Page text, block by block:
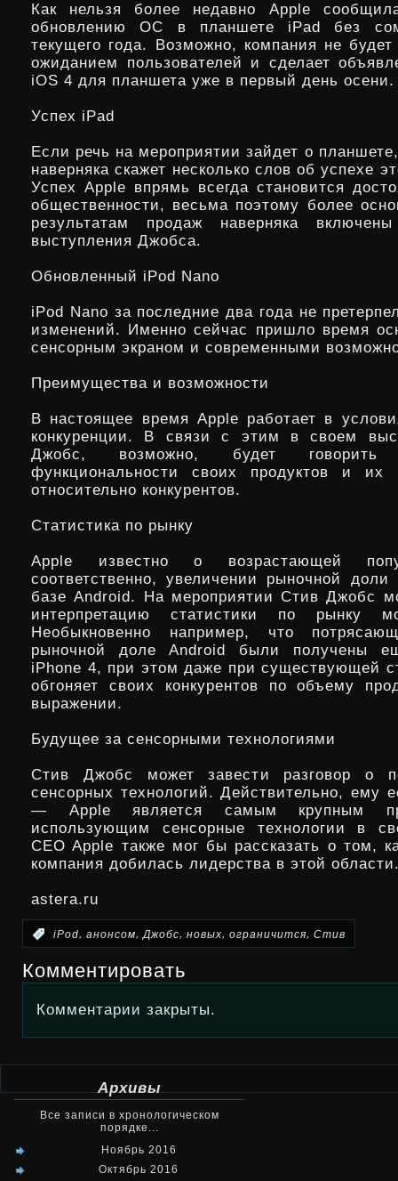
Как нельзя более недавно Apple
обновлению ОС в планшете iPad без
текущего года. Возможно, компания не
ожиданием пользователей и сделает
iOS 4 для планшета уже в первый день осени.
Успех iPad
Если речь на мероприятии зайдет о
наверняка скажет несколько слов об успехе
Успех Apple впрямь всегда становится
общественности, весьма поэтому более
результатам продаж наверняка
выступления Джобса.
Обновленный iPod Nano
iPod Nano за последние два года не
изменений. Именно сейчас пришло время
сенсорным экраном и современными
Преимущества и возможности
В настоящее время Apple работает в
конкуренции. В связи с этим в своем
Джобс, возможно, будет
функциональности своих продуктов и их
относительно конкурентов.
Статистика по рынку
Apple известно о возрастающей
соответственно, увеличении рыночной
базе Android. На мероприятии Стив Джобс
интерпретацию статистики по рынку
Необыкновенно например, что
рыночной доле Android были получены
iPhone 4, при этом даже при существующей
обгоняет своих конкурентов по объему
выражении.
Будущее за сенсорными технологиями
Стив Джобс может завести разговор о
сенсорных технологий. Действительно, ему
— Apple является самым крупным
использующим сенсорные технологии в
CEO Apple также мог бы рассказать о том,
компания добилась лидерства в этой
astera.ru
iPod, анонсом, Джобс, новых, ограничится, Стив
Комментировать
Комментарии закрыты.
Архивы
Все записи в хронологическом
порядке...
Ноябрь 2016
Октябрь 2016